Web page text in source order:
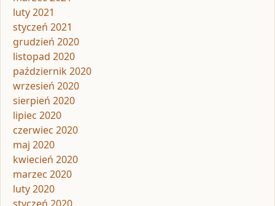
luty 2021
styczeń 2021
grudzień 2020
listopad 2020
październik 2020
wrzesień 2020
sierpień 2020
lipiec 2020
czerwiec 2020
maj 2020
kwiecień 2020
marzec 2020
luty 2020